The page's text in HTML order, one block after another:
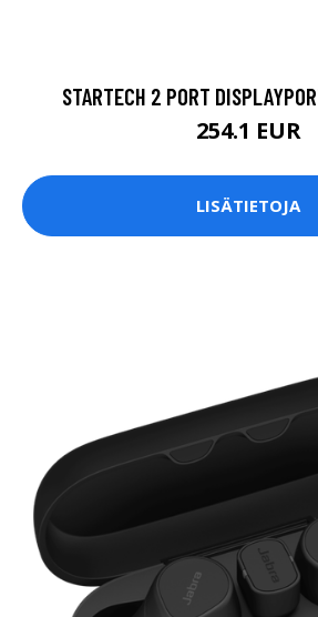
STARTECH 2 PORT
254.1 EUR
LISÄTIETOJA